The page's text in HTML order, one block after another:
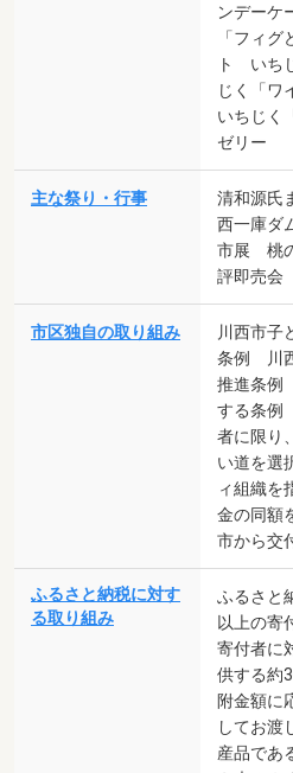
ンデーケ
「フィ
ト いち
じく「
いちじく
ゼリー
主な祭り・行事
清和源氏
西一庫ダ
市展 桃
評即売会
市区独自の取り組み
川西市子
条例 川
推進条例
する条例
者に限り
い道を選
ィ組織を
金の同額
市から交
ふるさと納税に対す
る取り組み
ふるさと
以上の寄
寄付者に
供する約
附金額に
してお渡
産品であ